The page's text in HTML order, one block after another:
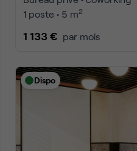
1 poste • 5 m2
1 133 € par mois
Dispo